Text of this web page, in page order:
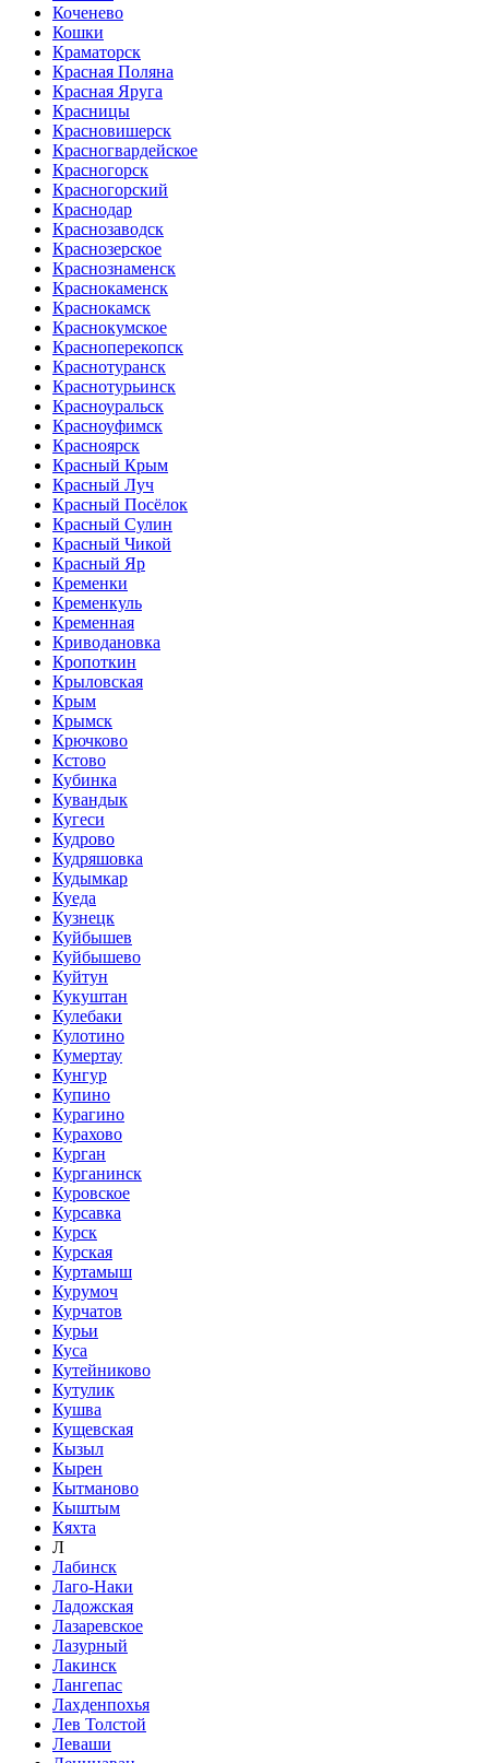
Коченево
Кошки
Краматорск
Красная Поляна
Красная Яруга
Красницы
Красновишерск
Красногвардейское
Красногорск
Красногорский
Краснодар
Краснозаводск
Краснозерское
Краснознаменск
Краснокаменск
Краснокамск
Краснокумское
Красноперекопск
Краснотуранск
Краснотурьинск
Красноуральск
Красноуфимск
Красноярск
Красный Крым
Красный Луч
Красный Посёлок
Красный Сулин
Красный Чикой
Красный Яр
Кременки
Кременкуль
Кременная
Криводановка
Кропоткин
Крыловская
Крым
Крымск
Крючково
Кстово
Кубинка
Кувандык
Кугеси
Кудрово
Кудряшовка
Кудымкар
Куеда
Кузнецк
Куйбышев
Куйбышево
Куйтун
Кукуштан
Кулебаки
Кулотино
Кумертау
Кунгур
Купино
Курагино
Курахово
Курган
Курганинск
Куровское
Курсавка
Курск
Курская
Куртамыш
Курумоч
Курчатов
Курьи
Куса
Кутейниково
Кутулик
Кушва
Кущевская
Кызыл
Кырен
Кытманово
Кыштым
Кяхта
Л
Лабинск
Лаго-Наки
Ладожская
Лазаревское
Лазурный
Лакинск
Лангепас
Лахденпохья
Лев Толстой
Леваши